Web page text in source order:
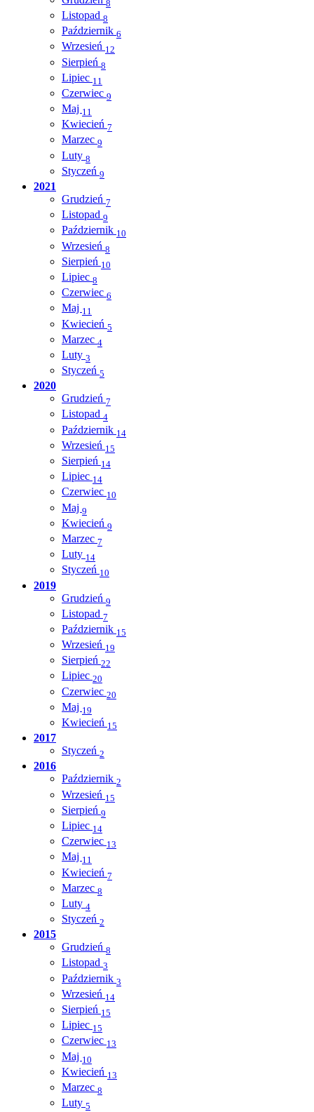
8
Listopad 8
Październik 6
Wrzesień 12
Sierpień 8
Lipiec 11
Czerwiec 9
Maj 11
Kwiecień 7
Marzec 9
Luty 8
Styczeń 9
2021
Grudzień 7
Listopad 9
Październik 10
Wrzesień 8
Sierpień 10
Lipiec 8
Czerwiec 6
Maj 11
Kwiecień 5
Marzec 4
Luty 3
Styczeń 5
2020
Grudzień 7
Listopad 4
Październik 14
Wrzesień 15
Sierpień 14
Lipiec 14
Czerwiec 10
Maj 9
Kwiecień 9
Marzec 7
Luty 14
Styczeń 10
2019
Grudzień 9
Listopad 7
Październik 15
Wrzesień 19
Sierpień 22
Lipiec 20
Czerwiec 20
Maj 19
Kwiecień 15
2017
Styczeń 2
2016
Październik 2
Wrzesień 15
Sierpień 9
Lipiec 14
Czerwiec 13
Maj 11
Kwiecień 7
Marzec 8
Luty 4
Styczeń 2
2015
Grudzień 8
Listopad 3
Październik 3
Wrzesień 14
Sierpień 15
Lipiec 15
Czerwiec 13
Maj 10
Kwiecień 13
Marzec 8
Luty 5